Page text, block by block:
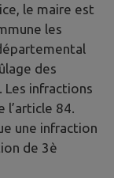
le maire est
les
des
Les infractions
l’article 84.
une infraction
de 3è